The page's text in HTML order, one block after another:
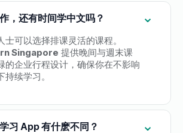
，还有时间学中文吗？
士可以选择排课灵活的课程。
Singapore 提供晚间与週末课
的企业行程设计，确保你在不影响
续学习。
习 App 有什麽不同？